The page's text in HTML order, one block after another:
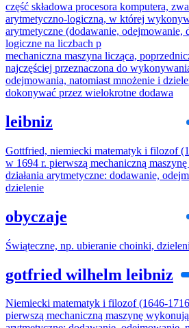
część składowa procesora komputera,
arytmetyczno-logiczną, w której
arytmetyczne (dodawanie, odejmowanie,
logiczne na liczbach p
mechaniczna maszyna licząca,
najczęściej przeznaczona do
odejmowania, natomiast mnożenie i
dokonywać przez wielokrotne dodawa
leibniz
Gottfried, niemiecki matematyk i filozof
w 1694 r. pierwszą mechaniczną
działania arytmetyczne: dodawanie,
dzielenie
obyczaje
Świąteczne, np. ubieranie choinki,
gotfried wilhelm leibniz
Niemiecki matematyk i filozof (1646-
pierwszą mechaniczną maszynę